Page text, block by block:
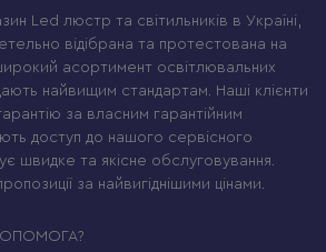
Led люстр та світильників в Україні,
відібрана та протестована на
асортимент освітлювальних
найвищим стандартам. Наші клієнти
за власним гарантійним
доступ до нашого сервісного
швидке та якісне обслуговування.
за найвигіднішими цінами.